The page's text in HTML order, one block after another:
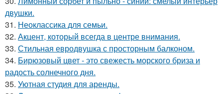
двушки.
31. Неоклассика для семьи.
32. Акцент, который всегда в центре внимания.
33. Стильная евродвушка с просторным балконом.
34. Бирюзовый цвет - это свежесть морского бриза и
радость солнечного дня.
35. Уютная студия для аренды.